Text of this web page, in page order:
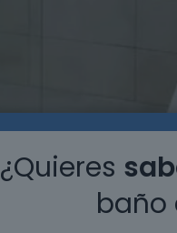
¿Quieres
baño